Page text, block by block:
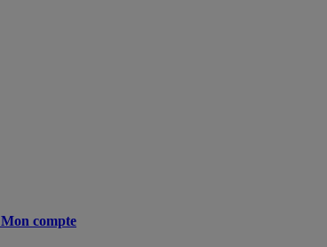
Mon compte